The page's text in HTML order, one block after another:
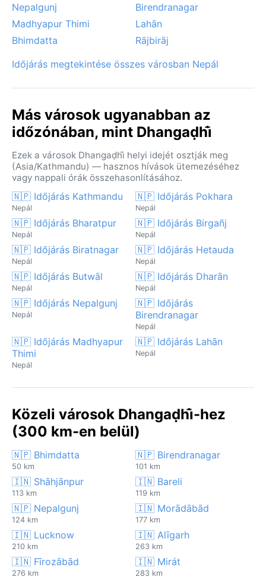
Nepalgunj
Birendranagar
Madhyapur Thimi
Lahān
Bhimdatta
Rājbirāj
Időjárás megtekintése összes városban Nepál
Más városok ugyanabban az
időzónában, mint Dhangaḍhi̇̄
Ezek a városok Dhangaḍhi̇̄ helyi idejét osztják meg
(Asia/Kathmandu) — hasznos hívások ütemezéséhez
vagy nappali órák összehasonlításához.
🇳🇵 Időjárás Kathmandu
Nepál
🇳🇵 Időjárás Pokhara
Nepál
🇳🇵 Időjárás Bharatpur
Nepál
🇳🇵 Időjárás Birgañj
Nepál
🇳🇵 Időjárás Biratnagar
Nepál
🇳🇵 Időjárás Hetauda
Nepál
🇳🇵 Időjárás Butwāl
Nepál
🇳🇵 Időjárás Dharān
Nepál
🇳🇵 Időjárás Nepalgunj
Nepál
🇳🇵 Időjárás
Birendranagar
Nepál
🇳🇵 Időjárás Madhyapur
Thimi
Nepál
🇳🇵 Időjárás Lahān
Nepál
Közeli városok Dhangaḍhi̇̄-hez
(300 km-en belül)
🇳🇵 Bhimdatta
50 km
🇳🇵 Birendranagar
101 km
🇮🇳 Shāhjānpur
113 km
🇮🇳 Bareli
119 km
🇳🇵 Nepalgunj
124 km
🇮🇳 Morādābād
177 km
🇮🇳 Lucknow
210 km
🇮🇳 Alīgarh
263 km
🇮🇳 Fīrozābād
276 km
🇮🇳 Mirát
283 km